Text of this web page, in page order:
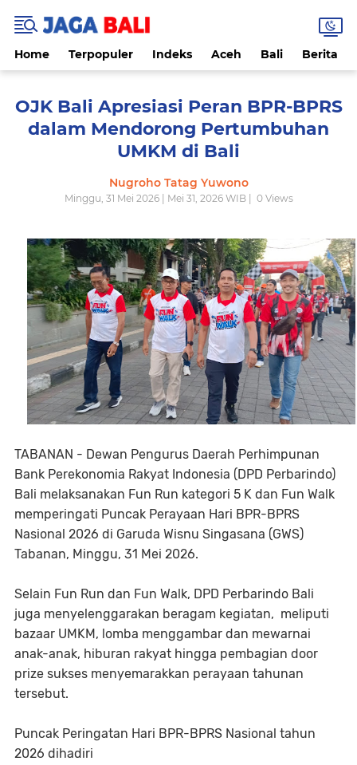
Home Terpopuler Indeks Aceh Bali Berita
OJK Bali Apresiasi Peran BPR-BPRS
dalam Mendorong Pertumbuhan
UMKM di Bali
Nugroho Tatag Yuwono
Minggu, 31 Mei 2026 | Mei 31, 2026 WIB | 0Views
TABANAN - Dewan Pengurus Daerah Perhimpunan
Bank Perekonomia Rakyat Indonesia (DPD Perbarindo)
Bali melaksanakan Fun Run kategori 5 K dan Fun Walk
memperingati Puncak Perayaan Hari BPR-BPRS
Nasional 2026 di Garuda Wisnu Singasana (GWS)
Tabanan, Minggu, 31 Mei 2026.
Selain Fun Run dan Fun Walk, DPD Perbarindo Bali
juga menyelenggarakan beragam kegiatan, meliputi
bazaar UMKM, lomba menggambar dan mewarnai
anak-anak, hiburan rakyat hingga pembagian door
prize sukses menyemarakkan perayaan tahunan
tersebut.
Puncak Peringatan Hari BPR-BPRS Nasional tahun
2026 dihadiri